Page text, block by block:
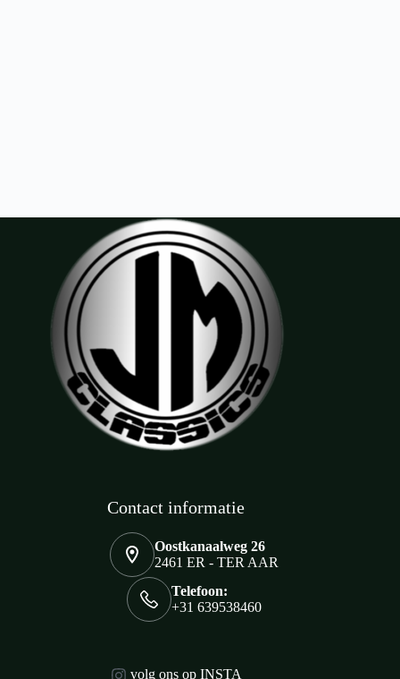
Contact informatie
Oostkanaalweg 26
2461 ER - TER AAR
Telefoon:
+31 639538460
volg ons op INSTA